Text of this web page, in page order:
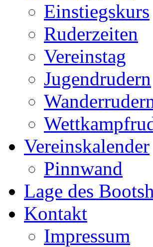
Einstiegskurs
Ruderzeiten
Vereinstag
Jugendrudern
Vereinskalender
Pinnwand
Lage des
Kontakt
Impressum